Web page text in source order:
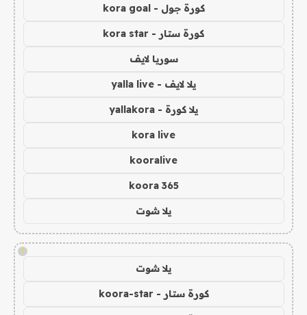
كورة جول - kora goal
كورة ستار - kora star
سوريا لايف
يلا لايف - yalla live
يلا كورة - yallakora
kora live
kooralive
koora 365
يلا شوت
!
يلا شوت
كورة ستار - koora-star